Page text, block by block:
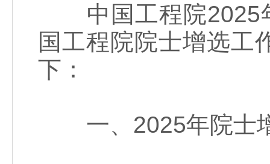
中国工程院2025
国工程院院士增选工
下：
一、2025年院士增